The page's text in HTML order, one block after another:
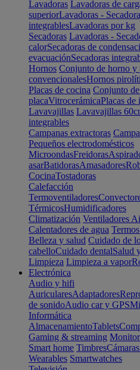
Lavadoras Lavadoras de
superiorLavadoras -
integrablesLavadoras por kg
Secadoras Lavadoras -
calorSecadoras de
evacuaciónSecadoras
Hornos Conjunto de horno y
convencionalesHornos
Placas de cocina Conjunto
placaVitrocerámicaPlacas de
Lavavajillas Lavavajillas
integrables
Campanas extractoras
Pequeños electrodomésticos
MicroondasFreidoras
asarBatidorasAmasadores
CocinaTostadoras
Calefacción
Termoventiladores
TérmicosHumidificadores
Climatización Ventiladores
Calentadores de agua
Belleza y salud Cuidado de
cabelloCuidado dentalSalud
Limpieza Limpieza a vapor
Electrónica
Audio y hifi
AuricularesAdaptadores
de sonidoAudio car y GPS
Informática
AlmacenamientoTablets
Gaming & streaming
Smart home TimbresCámaras
Wearables Smartwatches